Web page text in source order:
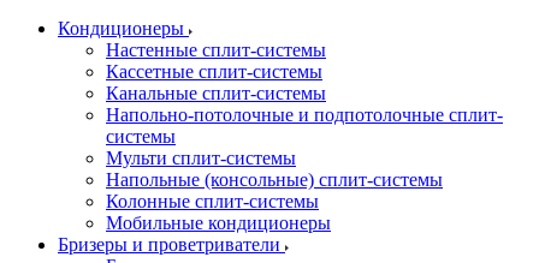
Кондиционеры
Настенные сплит-системы
Кассетные сплит-системы
Канальные сплит-системы
Напольно-потолочные и подпотолочные сплит-
системы
Мульти сплит-системы
Напольные (консольные) сплит-системы
Колонные сплит-системы
Мобильные кондиционеры
Бризеры и проветриватели